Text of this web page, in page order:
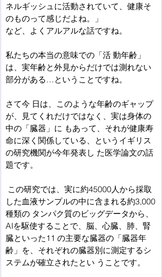
ネルギッシュに活動されていて、健康そ
のものって感じだよね。」
など、よくアルアルな話ですね。
私たちの本当の意味での「活 動年齢」
は、実年齢と外見からだけでは測れない
部分がある…ということですね。
さて今 日は、このような年齢のギャップ
が、見てくれだけではなく、実は身体の
中の「臓器」に もあって、それが健康寿
命に深く関係している、というイギリス
の研究機関が今年発表し た医学論文の話
題です。
この研究では、実に約45000人から採取
した血液サンプルの中に含まれる約3,000
種類の タンパク質のビッグデータから、
AIを駆使することで、脳、心臓、肺、腎
臓といった11 の主要な臓器の「臓器年
齢」を、それぞれの臓器別に測定するシ
ステムが確立されたとい うことです。